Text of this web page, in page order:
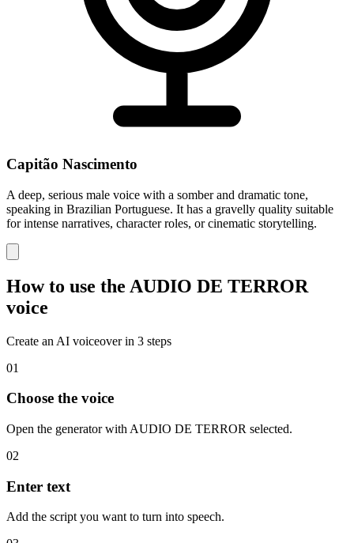
Capitão Nascimento
A deep, serious male voice with a somber and dramatic tone,
speaking in Brazilian Portuguese. It has a gravelly quality suitable
for intense narratives, character roles, or cinematic storytelling.
How to use the AUDIO DE TERROR
voice
Create an AI voiceover in 3 steps
01
Choose the voice
Open the generator with AUDIO DE TERROR selected.
02
Enter text
Add the script you want to turn into speech.